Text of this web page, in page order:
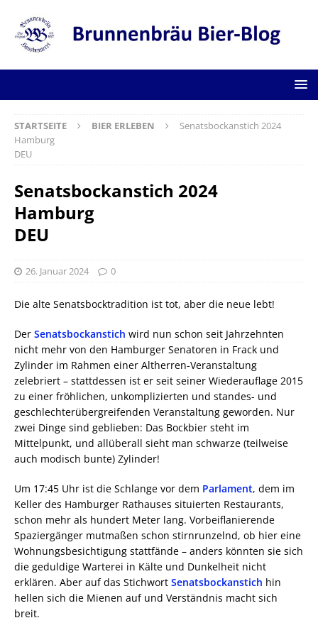
STARTSEITE BIER ERLEBEN
Senatsbockanstich 2024
Hamburg
DEU
Senatsbockanstich 2024
Hamburg
DEU
26. Januar 2024 0
Die alte Senatsbocktradition ist tot, aber die neue lebt!
Der Senatsbockanstich wird nun schon seit Jahrzehnten
nicht mehr von den Hamburger Senatoren in Frack und
Zylinder im Rahmen einer Altherren-Veranstaltung
zelebriert – stattdessen ist er seit seiner Wiederauflage 2015
zu einer fröhlichen, unkomplizierten und standes- und
geschlechterübergreifenden Veranstaltung geworden. Nur
zwei Dinge sind geblieben: Das Bockbier steht im
Mittelpunkt, und allüberall sieht man schwarze (teilweise
auch modisch bunte) Zylinder!
Um 17:45 Uhr ist die Schlange vor dem Parlament, dem im
Keller des Hamburger Rathauses situierten Restaurants,
schon mehr als hundert Meter lang. Vorbeiflanierende
Spaziergänger mutmaßen schon stirnrunzelnd, ob hier eine
Wohnungsbesichtigung stattfände – anders könnten sie sich
die geduldige Warterei in Kälte und Dunkelheit nicht
erklären. Aber auf das Stichwort Senatsbockanstich hin
hellen sich die Mienen auf und Verständnis macht sich
breit.